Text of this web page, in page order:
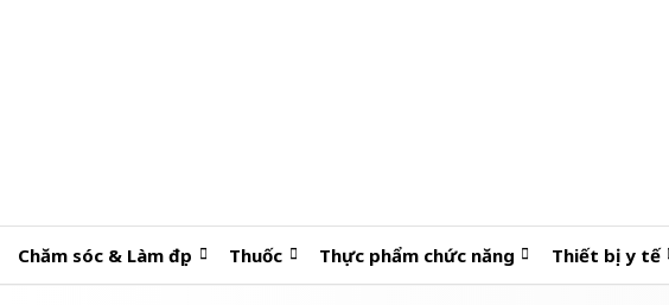
Chăm sóc & Làm đẹp Thuốc Thực phẩm chức năng Thiết bị y tế